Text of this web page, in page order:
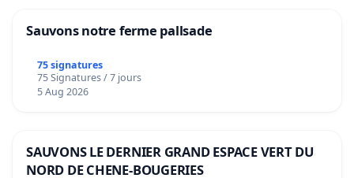
Sauvons notre ferme pallsade
75 signatures
75 Signatures / 7 jours
5 Aug 2026
SAUVONS LE DERNIER GRAND ESPACE VERT DU
NORD DE CHENE-BOUGERIES